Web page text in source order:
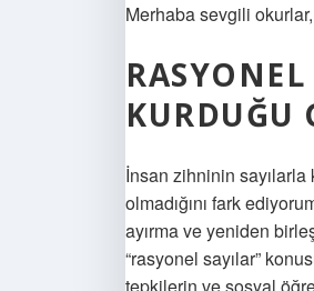
Merhaba sevgili
KURDUĞU
İnsan zihninin
olmadığını fark
ayırma ve yeniden
“rasyonel sayılar”